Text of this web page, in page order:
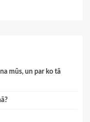
mūs, un par ko tā